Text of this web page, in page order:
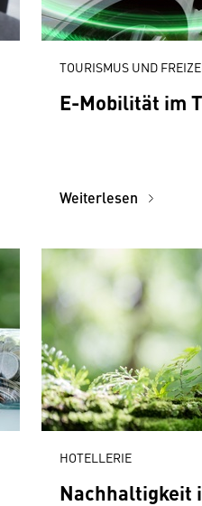
TOURISMUS UND
E-Mobilität im
Weiterlesen
HOTELLERIE
Nachhaltigkeit